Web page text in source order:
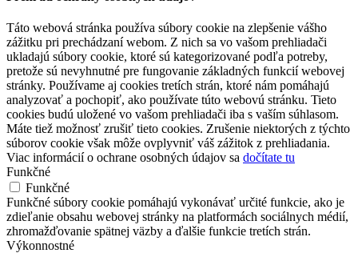
Táto webová stránka používa súbory cookie na zlepšenie vášho
zážitku pri prechádzaní webom. Z nich sa vo vašom prehliadači
ukladajú súbory cookie, ktoré sú kategorizované podľa potreby,
pretože sú nevyhnutné pre fungovanie základných funkcií webovej
stránky. Používame aj cookies tretích strán, ktoré nám pomáhajú
analyzovať a pochopiť, ako používate túto webovú stránku. Tieto
cookies budú uložené vo vašom prehliadači iba s vaším súhlasom.
Máte tiež možnosť zrušiť tieto cookies. Zrušenie niektorých z týchto
súborov cookie však môže ovplyvniť váš zážitok z prehliadania.
Viac informácií o ochrane osobných údajov sa dočítate tu
Funkčné
Funkčné
Funkčné súbory cookie pomáhajú vykonávať určité funkcie, ako je
zdieľanie obsahu webovej stránky na platformách sociálnych médií,
zhromažďovanie spätnej väzby a ďalšie funkcie tretích strán.
Výkonnostné